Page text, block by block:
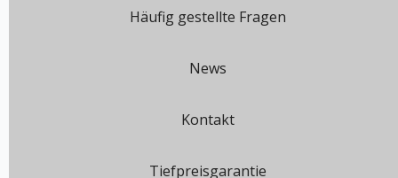
Häufig gestellte Fragen
News
Kontakt
Tiefpreisgarantie